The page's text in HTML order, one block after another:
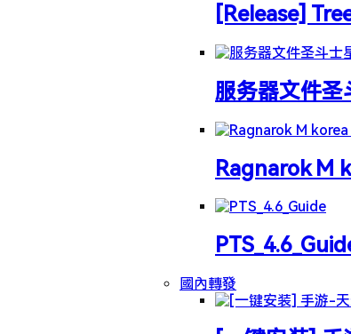
[Release]
服务器文件圣
Ragnarok M
國內轉發